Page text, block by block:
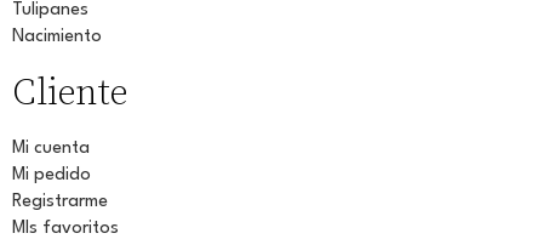
Tulipanes
Nacimiento
Cliente
Mi cuenta
Mi pedido
Registrarme
MIs favoritos